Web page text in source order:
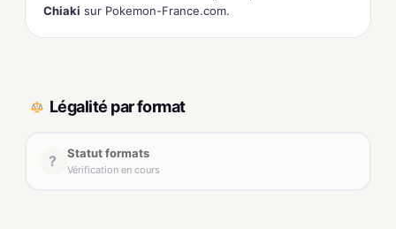
Chiaki sur Pokemon-France.com.
Légalité par format
? Statut formats
Vérification en cours